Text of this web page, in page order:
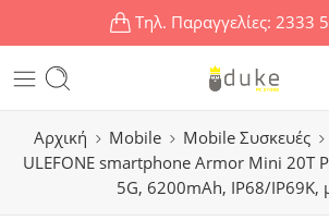
Τηλ. Παραγγελίες: 2333
Αρχική Mobile Mobile Συσκευές
ULEFONE smartphone Armor Mini 20T
5G, 6200mAh, IP68/IP69K,